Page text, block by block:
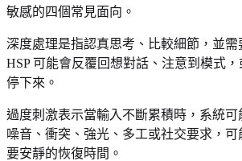
敏感的四個常見面向。
深度處理是指認真思考、比較細節，並需
HSP 可能會反覆回想對話、注意到模式
停下來。
過度刺激表示當輸入不斷累積時，系統
噪音、衝突、強光、多工或社交要求，
要安靜的恢復時間。